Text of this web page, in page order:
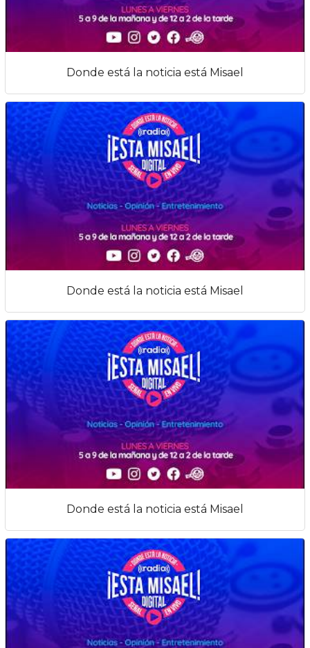
Donde está la noticia está Misael
Donde está la noticia está Misael
Donde está la noticia está Misael